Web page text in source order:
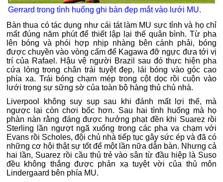
Gerrard trong tình huống ghi bàn đẹp mắt vào lưới MU.
Bàn thua có tác dụng như cái tát làm MU sực tỉnh và họ chỉ
mất đúng năm phút để thiết lập lại thế quân bình. Từ pha
lên bóng và phói hợp nhịp nhàng bên cánh phải, bóng
được chuyền vào vòng cấm để Kagawa đỡ ngực đưa tới vị
trí của Rafael. Hậu vệ người Brazil sau đó thực hiện pha
cứa lòng trong chân trái tuyệt đẹp, lái bóng vào góc cao
phía xa. Trái bóng chạm mép trong cột dọc rồi cuộn vào
lưới trong sự sững sờ của toàn bộ hàng thủ chủ nhà.
Liverpool không suy sụp sau khi đánh mất lợi thế, mà
ngược lại còn chơi bốc hơn. Sau hai tình huống mà họ
phàn nàn rằng đáng được hưởng phạt đền khi Suarez rồi
Sterling lần ngượt ngã xuống trong các pha va chạm với
Evans rồi Scholes, đội chủ nhà tiếp tục gây sức ép và đã có
những cơ hội thật sự tốt để một lần nữa dẫn bàn. Nhưng cả
hai lần, Suarez rồi cầu thủ trẻ vào sân từ đầu hiệp là Suso
đều không thắng được phản xạ tuyệt vời của thủ môn
Lindergaard bên phía MU.